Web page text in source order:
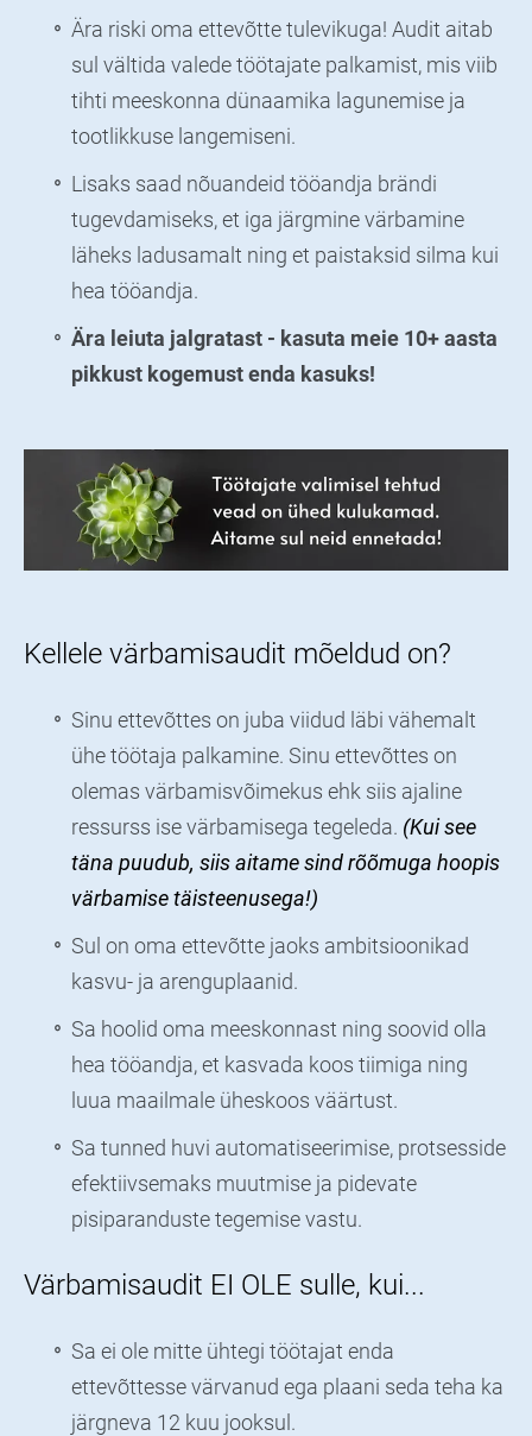
Ära riski oma ettevõtte tulevikuga! Audit aitab
sul vältida valede töötajate palkamist, mis viib
tihti meeskonna dünaamika lagunemise ja
tootlikkuse langemiseni.
Lisaks saad nõuandeid tööandja brändi
tugevdamiseks, et iga järgmine värbamine
läheks ladusamalt ning et paistaksid silma kui
hea tööandja.
Ära leiuta jalgratast - kasuta meie 10+ aasta
pikkust kogemust enda kasuks!
Kellele värbamisaudit mõeldud on?
Sinu ettevõttes on juba viidud läbi vähemalt
ühe töötaja palkamine. Sinu ettevõttes on
olemas värbamisvõimekus ehk siis ajaline
ressurss ise värbamisega tegeleda. (Kui see
täna puudub, siis aitame sind rõõmuga hoopis
värbamise täisteenusega!)
Sul on oma ettevõtte jaoks ambitsioonikad
kasvu- ja arenguplaanid.
Sa hoolid oma meeskonnast ning soovid olla
hea tööandja, et kasvada koos tiimiga ning
luua maailmale üheskoos väärtust.
Sa tunned huvi automatiseerimise, protsesside
efektiivsemaks muutmise ja pidevate
pisiparanduste tegemise vastu.
Värbamisaudit EI OLE sulle, kui...
Sa ei ole mitte ühtegi töötajat enda
ettevõttesse värvanud ega plaani seda teha ka
järgneva 12 kuu jooksul.